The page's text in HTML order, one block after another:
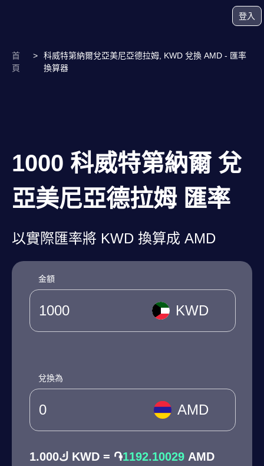
登入
首
頁
>
科威特第納爾兌亞美尼亞德拉姆, KWD 兌換 AMD - 匯率
換算器
1000 科威特第納爾 兌
亞美尼亞德拉姆 匯率
以實際匯率將 KWD 換算成 AMD
金額
KWD
兌換為
AMD
ك1.000 KWD = ֏1192.10029 AMD